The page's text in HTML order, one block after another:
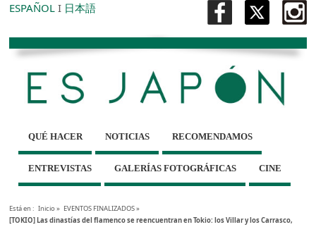
ESPAÑOL I 日本語
QUÉ HACER NOTICIAS RECOMENDAMOS
ENTREVISTAS GALERÍAS FOTOGRÁFICAS CINE
Está en : Inicio» EVENTOS FINALIZADOS»
[TOKIO] Las dinastías del flamenco se reencuentran en Tokio: los Villar y los Carrasco,